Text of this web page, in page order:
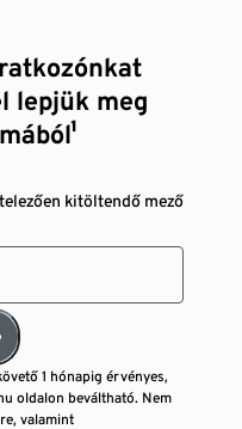
lepjük meg
kitöltendő mező
1 hónapig érvényes,
oldalon beváltható. Nem
valamint